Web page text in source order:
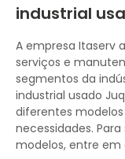
industrial
A empresa Itaserv
serviços e
segmentos da
industrial usado
diferentes
necessidades.
modelos, entre